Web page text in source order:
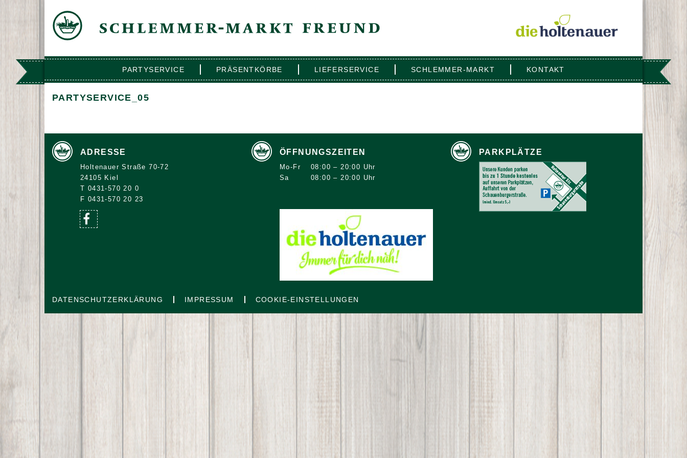
PARTYSERVICE PRÄSENTKÖRBE LIEFERSERVICE SCHLEMMER-MARKT KONTAKT
PARTYSERVICE_05
ADRESSE
Holtenauer Straße 70-72
24105 Kiel
T 0431-570 20 0
F 0431-570 20 23
ÖFFNUNGSZEITEN
Mo-Fr
08:00 – 20:00 Uhr
Sa
08:00 – 20:00 Uhr
PARKPLÄTZE
DATENSCHUTZERKLÄRUNG IMPRESSUM COOKIE-EINSTELLUNGEN